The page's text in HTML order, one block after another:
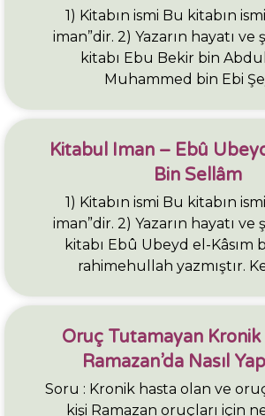
1) Kitabın ismi Bu kitabın
iman”dir. 2) Yazarın hayatı ve
kitabı Ebu Bekir bin
Muhammed bin Ebi
Kitabul Iman – Ebû
Bin Sellâm
1) Kitabın ismi Bu kitabın
iman”dir. 2) Yazarın hayatı ve
kitabı Ebû Ubeyd el-Kâsım
rahimehullah yazmıştır.
Oruç Tutamayan Kronik
Ramazan’da Nasıl
Soru : Kronik hasta olan ve
kişi Ramazan oruçları için